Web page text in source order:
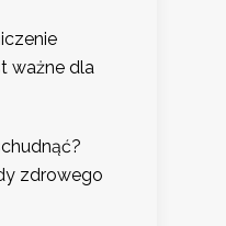
ważne dla
zdrowego